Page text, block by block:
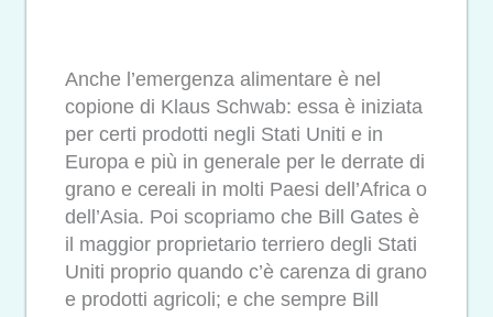
Anche l’emergenza alimentare è nel
copione di Klaus Schwab: essa è iniziata
per certi prodotti negli Stati Uniti e in
Europa e più in generale per le derrate di
grano e cereali in molti Paesi dell’Africa o
dell’Asia. Poi scopriamo che Bill Gates è
il maggior proprietario terriero degli Stati
Uniti proprio quando c’è carenza di grano
e prodotti agricoli; e che sempre Bill